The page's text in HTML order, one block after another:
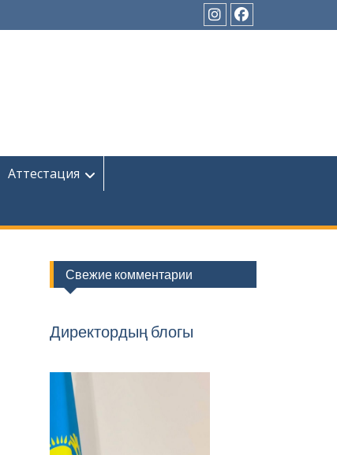
Instagram
Facebook
Аттестация
Свежие комментарии
Директордың блогы